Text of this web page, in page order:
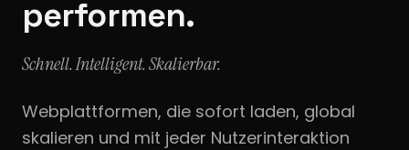
performen.
Schnell. Intelligent. Skalierbar.
Webplattformen, die sofort laden, global
skalieren und mit jeder Nutzerinteraktion